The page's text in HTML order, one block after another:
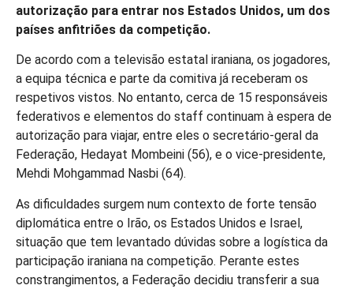
autorização para entrar nos Estados Unidos, um dos
países anfitriões da competição.
De acordo com a televisão estatal iraniana, os jogadores,
a equipa técnica e parte da comitiva já receberam os
respetivos vistos. No entanto, cerca de 15 responsáveis
federativos e elementos do staff continuam à espera de
autorização para viajar, entre eles o secretário-geral da
Federação, Hedayat Mombeini (56), e o vice-presidente,
Mehdi Mohgammad Nasbi (64).
As dificuldades surgem num contexto de forte tensão
diplomática entre o Irão, os Estados Unidos e Israel,
situação que tem levantado dúvidas sobre a logística da
participação iraniana na competição. Perante estes
constrangimentos, a Federação decidiu transferir a sua